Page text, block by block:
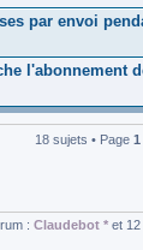
par envoi
l'abonnement
18 sujets • Page 1
: Claudebot * et 12